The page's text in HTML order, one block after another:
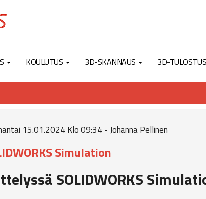
KOULUTUS 3D-SKANNAUS 3D-TULOSTUS
15.01.2024 Klo 09:34 - Johanna Pellinen
Simulation
SOLIDWORKS